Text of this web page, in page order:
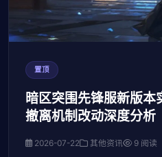
置顶
暗区突围先锋服新版本
撤离机制改动深度分析
2026-07-22 其他资讯 9 阅读